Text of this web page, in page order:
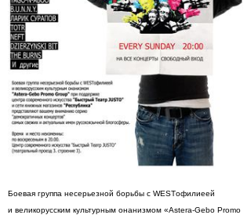
Боевая группа несерьезной борьбы с WESTофилиеей
и великорусским культурным онанизмом «Astera-Gebo Promo